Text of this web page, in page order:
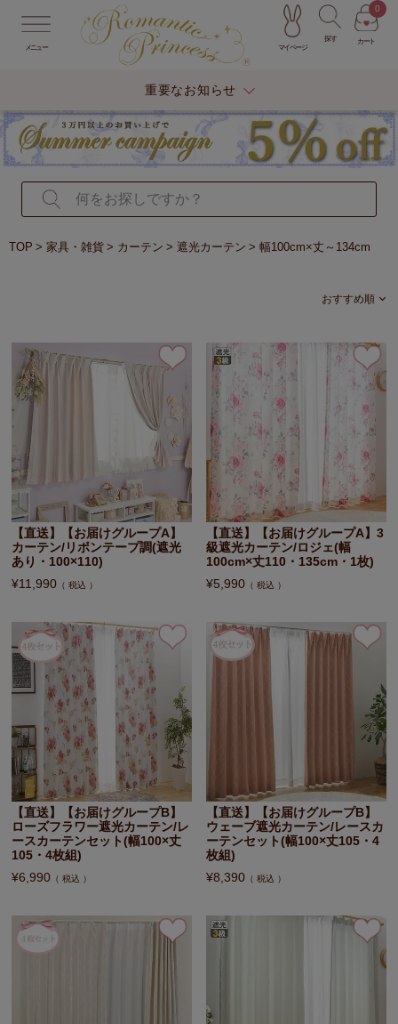
メニュー マイページ
探す カート
0
重要なお知らせ
TOP 家具・雑貨 カーテン 遮光カーテン 幅100cm×丈～134cm
おすすめ順
【直送】【お届けグループA】
カーテン/リボンテープ調(遮光
あり・100×110)
¥11,990 税込
【直送】【お届けグループA】3
級遮光カーテン/ロジェ(幅
100cm×丈110・135cm・1枚)
¥5,990 税込
【直送】【お届けグループB】
ローズフラワー遮光カーテン/レ
ースカーテンセット(幅100×丈
105・4枚組)
¥6,990 税込
【直送】【お届けグループB】
ウェーブ遮光カーテン/レースカ
ーテンセット(幅100×丈105・4
枚組)
¥8,390 税込